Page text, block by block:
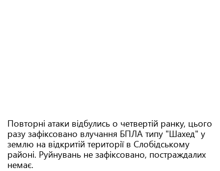
Повторні атаки відбулись о четвертій ранку, цього
разу зафіксовано влучання БПЛА типу "Шахед" у
землю на відкритій території в Слобідському
районі. Руйнувань не зафіксовано, постраждалих
немає.